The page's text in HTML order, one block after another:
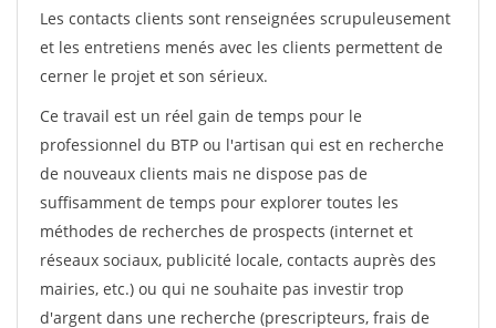
Les contacts clients sont renseignées scrupuleusement
et les entretiens menés avec les clients permettent de
cerner le projet et son sérieux.
Ce travail est un réel gain de temps pour le
professionnel du BTP ou l'artisan qui est en recherche
de nouveaux clients mais ne dispose pas de
suffisamment de temps pour explorer toutes les
méthodes de recherches de prospects (internet et
réseaux sociaux, publicité locale, contacts auprès des
mairies, etc.) ou qui ne souhaite pas investir trop
d'argent dans une recherche (prescripteurs, frais de